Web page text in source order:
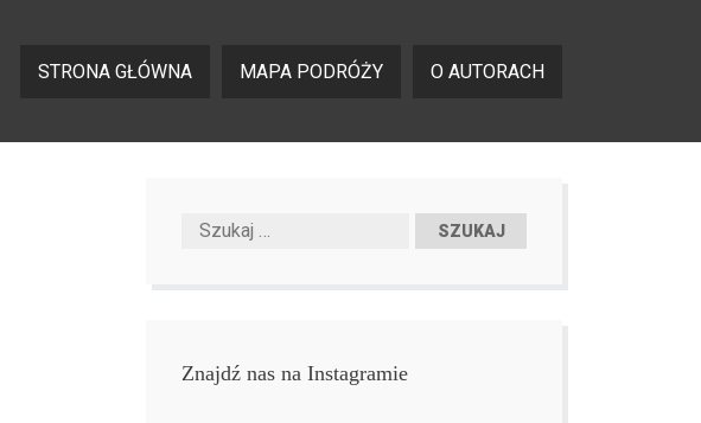
STRONA GŁÓWNA MAPA PODRÓŻY O AUTORACH
Znajdź nas na Instagramie